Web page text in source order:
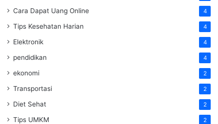
Cara Dapat Uang Online 4
Tips Kesehatan Harian 4
Elektronik 4
pendidikan 4
ekonomi 2
Transportasi 2
Diet Sehat 2
Tips UMKM 2